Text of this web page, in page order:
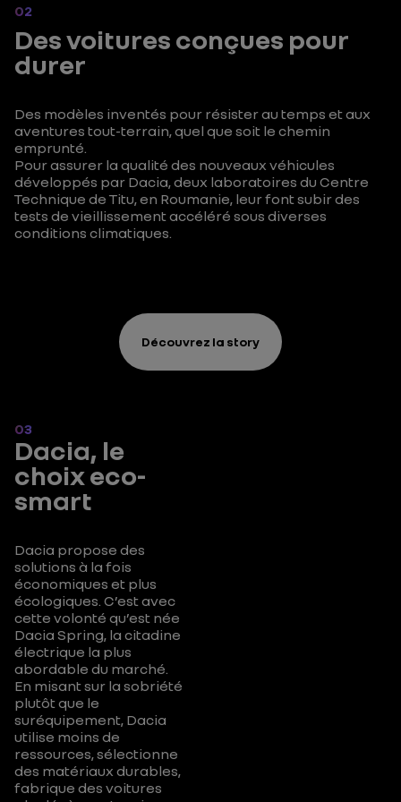
02
Des voitures conçues pour
durer
Des modèles inventés pour résister au temps et aux
aventures tout-terrain, quel que soit le chemin
emprunté.
Pour assurer la qualité des nouveaux véhicules
développés par Dacia, deux laboratoires du Centre
Technique de Titu, en Roumanie, leur font subir des
tests de vieillissement accéléré sous diverses
conditions climatiques.
Découvrez la story
03
Dacia, le
choix eco-
smart
Dacia propose des
solutions à la fois
économiques et plus
écologiques. C’est avec
cette volonté qu’est née
Dacia Spring, la citadine
électrique la plus
abordable du marché.
En misant sur la sobriété
plutôt que le
suréquipement, Dacia
utilise moins de
ressources, sélectionne
des matériaux durables,
fabrique des voitures